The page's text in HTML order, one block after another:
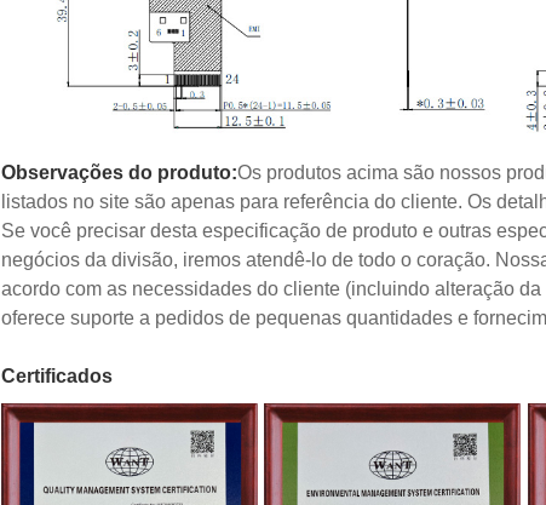
Observações do produto:Os produtos acima são nossos
listados no site são apenas para referência do cliente. Os
Se você precisar desta especificação de produto e outras
negócios da divisão, iremos atendê-lo de todo o coração.
acordo com as necessidades do cliente (incluindo alteração
oferece suporte a pedidos de pequenas quantidades e
Certificados